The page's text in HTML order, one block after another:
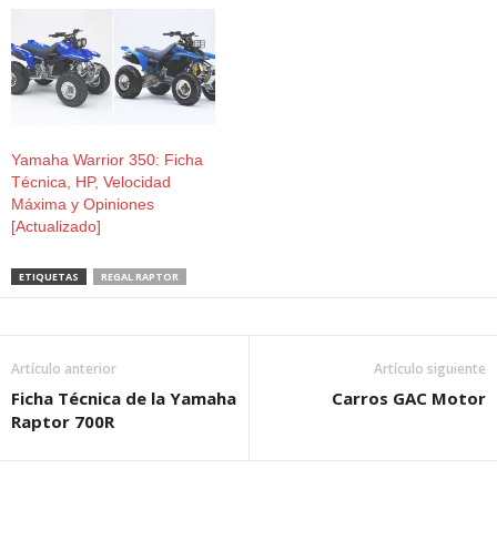
Yamaha Warrior 350: Ficha
Técnica, HP, Velocidad
Máxima y Opiniones
[Actualizado]
ETIQUETAS REGAL RAPTOR
Artículo anterior
Ficha Técnica de la Yamaha
Raptor 700R
Artículo siguiente
Carros GAC Motor